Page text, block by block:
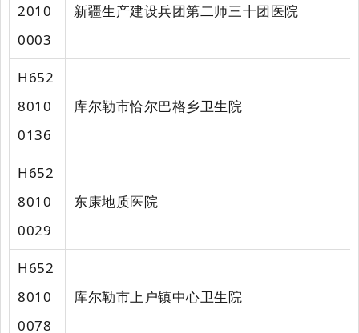
2010
0003
新疆生产建设兵团第二师三十团医院
H652
8010
0136
库尔勒市恰尔巴格乡卫生院
H652
8010
0029
东康地质医院
H652
8010
0078
库尔勒市上户镇中心卫生院